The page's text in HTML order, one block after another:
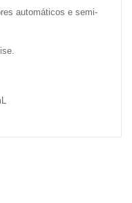
automáticos e semi-